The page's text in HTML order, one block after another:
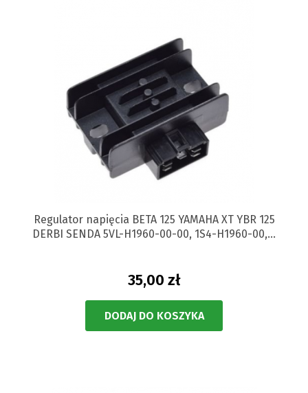
Regulator napięcia BETA 125 YAMAHA XT YBR 125
DERBI SENDA 5VL-H1960-00-00, 1S4-H1960-00,...
35,00 zł
DODAJ DO KOSZYKA